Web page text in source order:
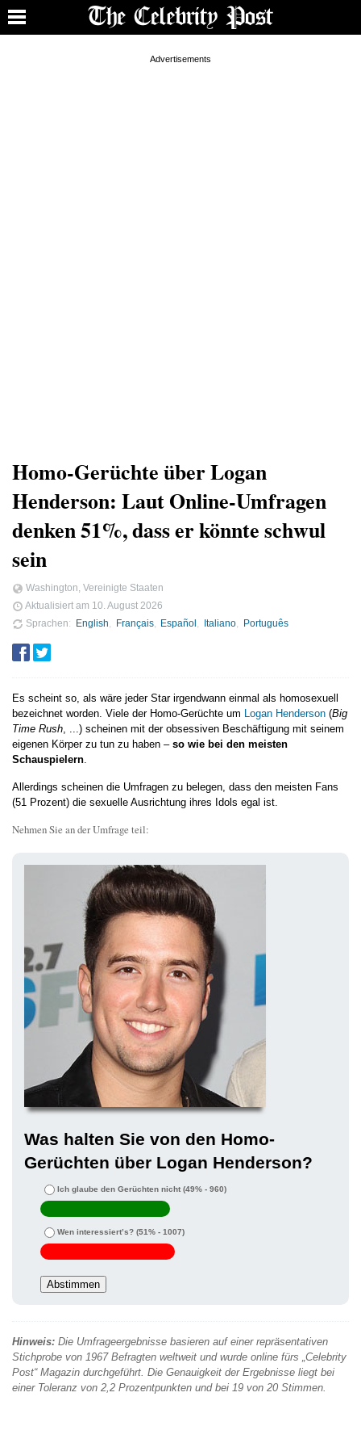
Homo-Gerüchte über Logan
Henderson: Laut Online-Umfragen
denken 51%, dass er könnte schwul
sein
Washington, Vereinigte Staaten
Aktualisiert am 10. August 2026
Sprachen
English Français Español Italiano Português
Es scheint so, als wäre jeder Star irgendwann einmal als homosexuell
bezeichnet worden. Viele der Homo-Gerüchte um Logan Henderson (Big
Time Rush, ...) scheinen mit der obsessiven Beschäftigung mit seinem
eigenen Körper zu tun zu haben – so wie bei den meisten
Schauspielern.
Allerdings scheinen die Umfragen zu belegen, dass den meisten Fans
(51 Prozent) die sexuelle Ausrichtung ihres Idols egal ist.
Nehmen Sie an der Umfrage teil:
Was halten Sie von den Homo-
Gerüchten über Logan Henderson?
Ich glaube den Gerüchten nicht(49% - 960)
Wen interessiert’s? (51% - 1007)
Hinweis: Die Umfrageergebnisse basieren auf einer repräsentativen
Stichprobe von 1967 Befragten weltweit und wurde online fürs „Celebrity
Post“ Magazin durchgeführt. Die Genauigkeit der Ergebnisse liegt bei
einer Toleranz von 2,2 Prozentpunkten und bei 19 von 20 Stimmen.